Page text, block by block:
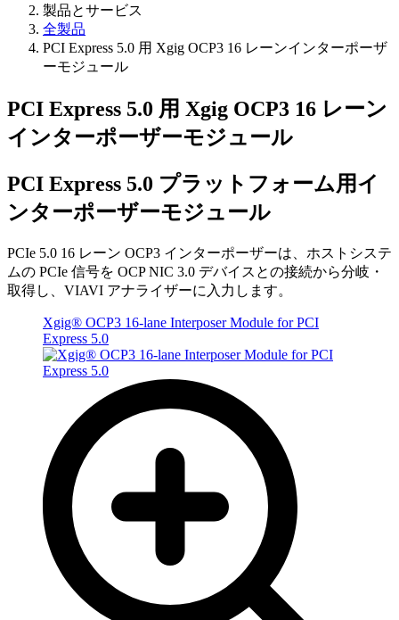
製品とサービス
全製品
PCI Express 5.0 用 Xgig OCP3 16 レーンインターポーザ
ーモジュール
PCI Express 5.0 用 Xgig OCP3 16 レーン
インターポーザーモジュール
PCI Express 5.0 プラットフォーム用イ
ンターポーザーモジュール
PCIe 5.0 16 レーン OCP3 インターポーザーは、ホストシステ
ムの PCIe 信号を OCP NIC 3.0 デバイスとの接続から分岐・
取得し、VIAVI アナライザーに入力します。
Xgig® OCP3 16-lane Interposer Module for PCI
Express 5.0